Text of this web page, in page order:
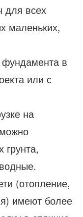
для всех
маленьких,
фундамента в
или с
на
грунта,
(отопление,
имеют более